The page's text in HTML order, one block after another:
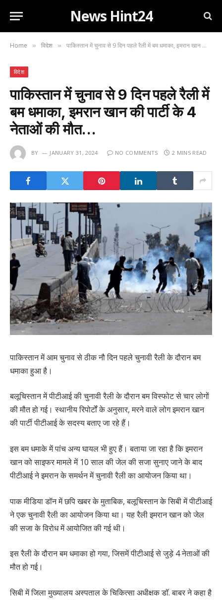
News Hint24
Home » विदेश » पाकिस्तान में चुनाव से 9 दिन पहले रैली में बम धमाका, इमरान खान की पार्टी के 4 नेताओं की मौत…
विदेश
पाकिस्तान में चुनाव से 9 दिन पहले रैली में
बम धमाका, इमरान खान की पार्टी के 4
नेताओं की मौत…
BY JANUARY 31, 2024 NO COMMENTS 2 MINS READ
पाकिस्तान में आम चुनाव से ठीक नौ दिन पहले चुनावी रैली के दौरान बम
धमाका हुआ है।
बलूचिस्तान में पीटीआई की चुनावी रैली के दौरान बम विस्फोट से चार लोगों
की मौत हो गई। स्थानीय रिपोर्टों के अनुसार, मरने वाले लोग इमरान खान
की पार्टी पीटीआई के सदस्य बताए जा रहे हैं।
इस बम धमाके में पांच अन्य घायल भी हुए हैं। बताया जा रहा है कि इमरान
खान को साइफर मामले में 10 साल की जेल की सजा सुनाए जाने के बाद
पीटीआई ने इमरान के समर्थन में चुनावी रैली का आयोजन किया था।
पाक मीडिया डॉन में छपि खबर के मुताबिक, बलूचिस्तान के सिबी में पीटीआई
ने एक चुनावी रैली का आयोजन किया था। यह रैली इमरान खान को जेल
की सजा के विरोध में आयोजित की गई थी।
इस रैली के दौरान बम धमाका हो गया, जिसमें पीटीआई से जुड़े 4 नेताओं की
मौत हो गई।
सिबी में जिला मुख्यालय अस्पताल के चिकित्सा अधीक्षक डॉ. बाबर ने कहा है